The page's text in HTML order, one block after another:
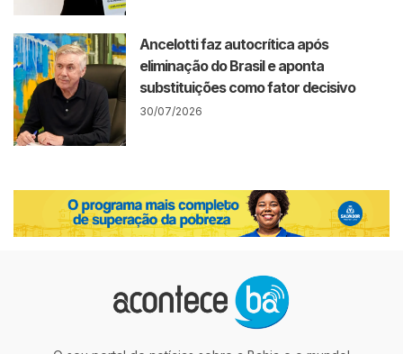
Ancelotti faz autocrítica após
eliminação do Brasil e aponta
substituições como fator decisivo
30/07/2026